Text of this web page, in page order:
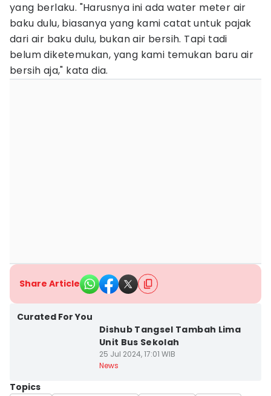
yang berlaku. "Harusnya ini ada water meter air
baku dulu, biasanya yang kami catat untuk pajak
dari air baku dulu, bukan air bersih. Tapi tadi
belum diketemukan, yang kami temukan baru air
bersih aja," kata dia.
Share Article
Curated For You
Dishub Tangsel Tambah Lima
Unit Bus Sekolah
25 Jul 2024, 17:01 WIB
News
Topics